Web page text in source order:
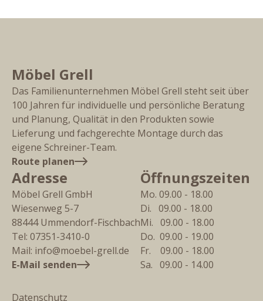
Möbel Grell
Das Familienunternehmen Möbel Grell steht seit über
100 Jahren für individuelle und persönliche Beratung
und Planung, Qualität in den Produkten sowie
Lieferung und fachgerechte Montage durch das
eigene Schreiner-Team.
Route planen
Adresse
Möbel Grell GmbH
Wiesenweg 5-7
88444 Ummendorf-Fischbach
Tel: 07351-3410-0
Mail: info@moebel-grell.de
E-Mail senden
Öffnungszeiten
Mo. 09.00 - 18.00
Di.   09.00 - 18.00
Mi.   09.00 - 18.00
Do.  09.00 - 19.00
Fr.    09.00 - 18.00
Sa.   09.00 - 14.00
Datenschutz